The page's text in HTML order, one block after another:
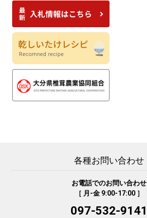
各種お問い合わせ
お電話でのお問い合わせ
［ 月-金 9:00-17:00 ］
097-532-9141